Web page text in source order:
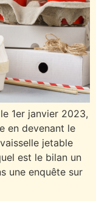
1er janvier 2023,
en devenant le
jetable
est le bilan un
une enquête sur